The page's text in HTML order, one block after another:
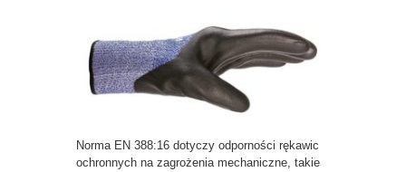
Norma EN 388:16 dotyczy odporności rękawic
ochronnych na zagrożenia mechaniczne, takie